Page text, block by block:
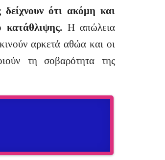
δείχνουν ότι ακόμη και
Η απώλεια
αρκετά αθώα και οι
τη σοβαρότητα της